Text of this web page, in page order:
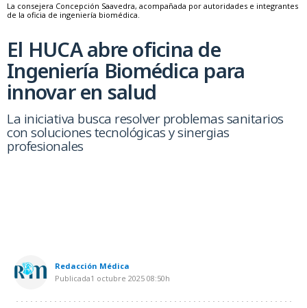
La consejera Concepción Saavedra, acompañada por autoridades e integrantes
de la oficia de ingeniería biomédica.
El HUCA abre oficina de
Ingeniería Biomédica para
innovar en salud
La iniciativa busca resolver problemas sanitarios
con soluciones tecnológicas y sinergias
profesionales
Redacción Médica
Publicada1 octubre 2025 08:50h